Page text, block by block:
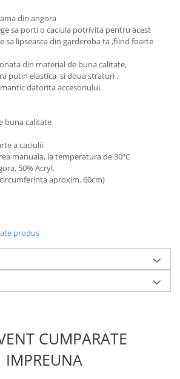
din angora
sa porti o caciula potrivita pentru acest
sa lipseasca din garderoba ta ,fiind foarte
din material de buna calitate,
putin elastica si doua straturi .
datorita accesoriului.
buna calitate
a caciulii
manuala, la temperatura de 30ºC
50% Acryl.
aproxim. 60cm)
produs
CUMPARATE
IMPREUNA